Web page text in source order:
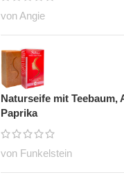
von Angie
Naturseife mit Teebaum,
Paprika
von Funkelstein